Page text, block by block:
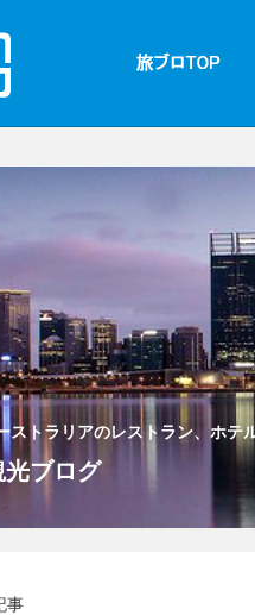
ストラリアのレストラン、ホテ
ブログ
事